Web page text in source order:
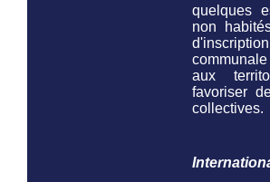
quelques
non
aux
favoriser
collectives.